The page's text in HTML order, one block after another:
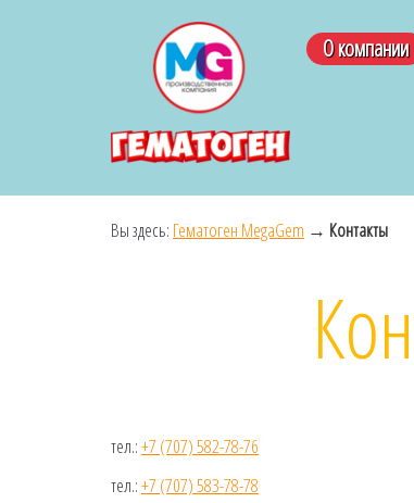
О компании
Вы здесь: Гематоген MegaGem → Контакты
тел.:+7 (707) 582-78-76
тел.:+7 (707) 583-78-78